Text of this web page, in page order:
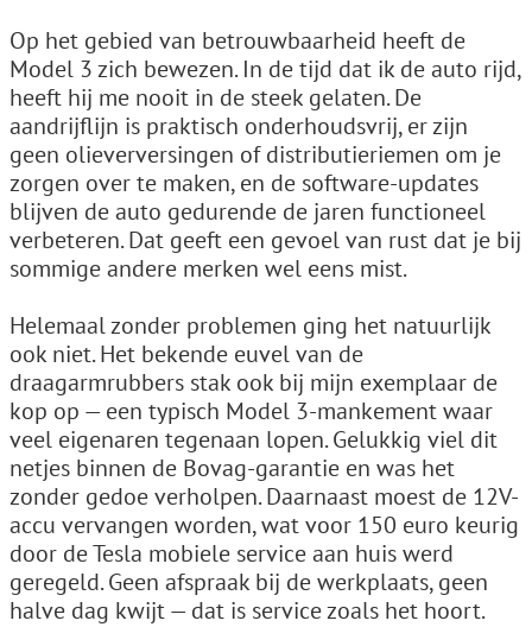
Op het gebied van betrouwbaarheid heeft de
Model 3 zich bewezen. In de tijd dat ik de auto rijd,
heeft hij me nooit in de steek gelaten. De
aandrijflijn is praktisch onderhoudsvrij, er zijn
geen olieverversingen of distributieriemen om je
zorgen over te maken, en de software-updates
blijven de auto gedurende de jaren functioneel
verbeteren. Dat geeft een gevoel van rust dat je bij
sommige andere merken wel eens mist.
Helemaal zonder problemen ging het natuurlijk
ook niet. Het bekende euvel van de
draagarmrubbers stak ook bij mijn exemplaar de
kop op — een typisch Model 3-mankement waar
veel eigenaren tegenaan lopen. Gelukkig viel dit
netjes binnen de Bovag-garantie en was het
zonder gedoe verholpen. Daarnaast moest de 12V-
accu vervangen worden, wat voor 150 euro keurig
door de Tesla mobiele service aan huis werd
geregeld. Geen afspraak bij de werkplaats, geen
halve dag kwijt — dat is service zoals het hoort.